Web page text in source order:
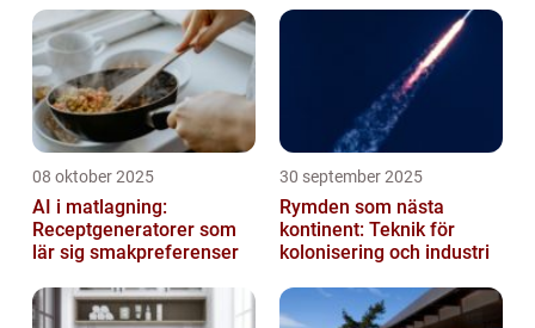
08 oktober 2025
AI i matlagning:
Receptgeneratorer som
lär sig smakpreferenser
30 september 2025
Rymden som nästa
kontinent: Teknik för
kolonisering och industri